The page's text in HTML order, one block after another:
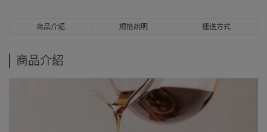
商品介紹 規格說明 運送方式
商品介紹